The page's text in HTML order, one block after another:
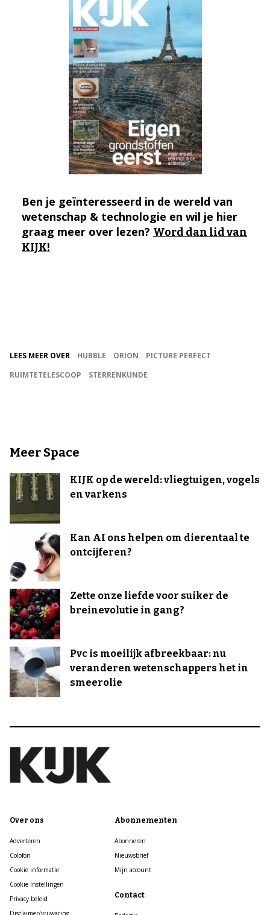
Ben je geïnteresseerd in de wereld van
wetenschap & technologie en wil je hier
graag meer over lezen? Word dan lid van
KIJK!
LEES MEER OVER HUBBLE ORION
PICTURE PERFECT
RUIMTETELESCOOP
STERRENKUNDE
Meer Space
KIJK op de wereld: vliegtuigen, vogels
en varkens
Kan AI ons helpen om dierentaal te
ontcijferen?
Zette onze liefde voor suiker de
breinevolutie in gang?
Pvc is moeilijk afbreekbaar: nu
veranderen wetenschappers het in
smeerolie
Over ons
Adverteren
Colofon
Cookie informatie
Cookie Instellingen
Privacy beleid
Abonnementen
Abonneren
Nieuwsbrief
Mijn account
Contact